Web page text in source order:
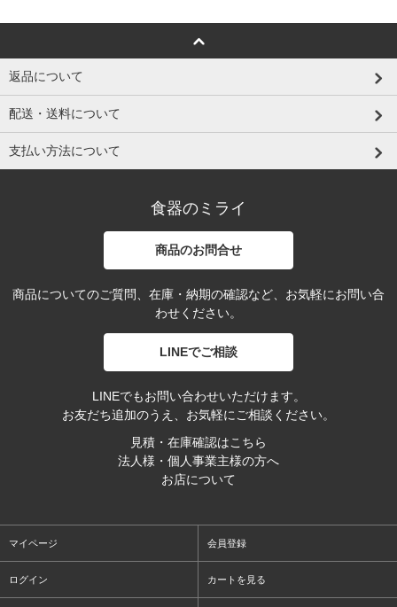
返品について
配送・送料について
支払い方法について
食器のミライ
商品のお問合せ
商品についてのご質問、在庫・納期の確認など、お気軽にお問い合
わせください。
LINEでご相談
LINEでもお問い合わせいただけます。
お友だち追加のうえ、お気軽にご相談ください。
見積・在庫確認はこちら
法人様・個人事業主様の方へ
お店について
マイページ 会員登録
ログイン カートを見る